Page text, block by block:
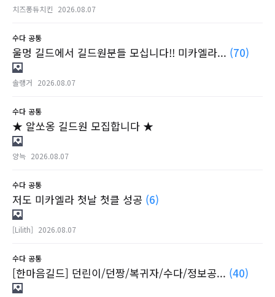
치즈퐁듀치킨 2026.08.07
수다 공통
울멍 길드에서 길드원분들 모십니다!! 미카엘라... (70)
솔랭거 2026.08.07
수다 공통
★ 알쏘옹 길드원 모집합니다 ★
양늑 2026.08.07
수다 공통
저도 미카엘라 첫날 첫클 성공 (6)
[Lilith] 2026.08.07
수다 공통
[한마음길드] 던린이/던짱/복귀자/수다/정보공... (40)